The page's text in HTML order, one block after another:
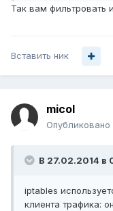
Так вам фильтровать
Вставить ник
micol
Опубликовано
В 27.02.2014 в
iptables
клиента трафика: